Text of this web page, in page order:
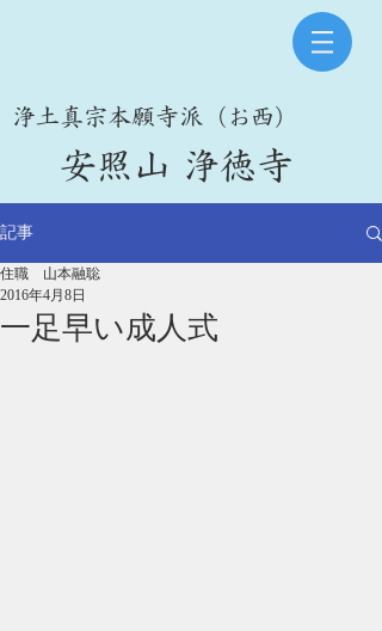
​浄土真宗本願寺派（お西）
​安照山 浄徳寺
記事
一足早い成人式
住職 山本融聡
2016年4月8日